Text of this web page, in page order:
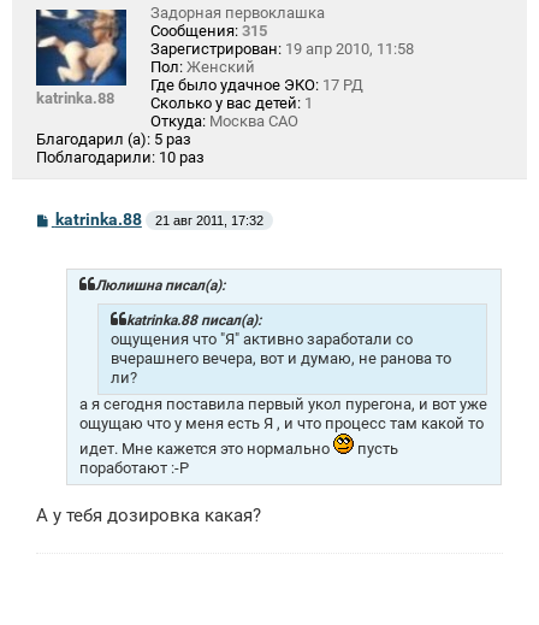
katrinka.88
Задорная первоклашка
Сообщения: 315
Зарегистрирован: 19 апр 2010, 11:58
Пол: Женский
Где было удачное ЭКО: 17 РД
Сколько у вас детей: 1
Откуда: Москва САО
Благодарил (а): 5 раз
Поблагодарили: 10 раз
С
о
katrinka.88 21 авг 2011, 17:32
Люлишна писал(а):
katrinka.88 писал(а):
ощущения что "Я" активно заработали со
вчерашнего вечера, вот и думаю, не ранова то
ли?
а я сегодня поставила первый укол пурегона, и вот уже
ощущаю что у меня есть Я , и что процесс там какой то
идет. Мне кажется это нормально
пусть
поработают :-P
А у тебя дозировка какая?